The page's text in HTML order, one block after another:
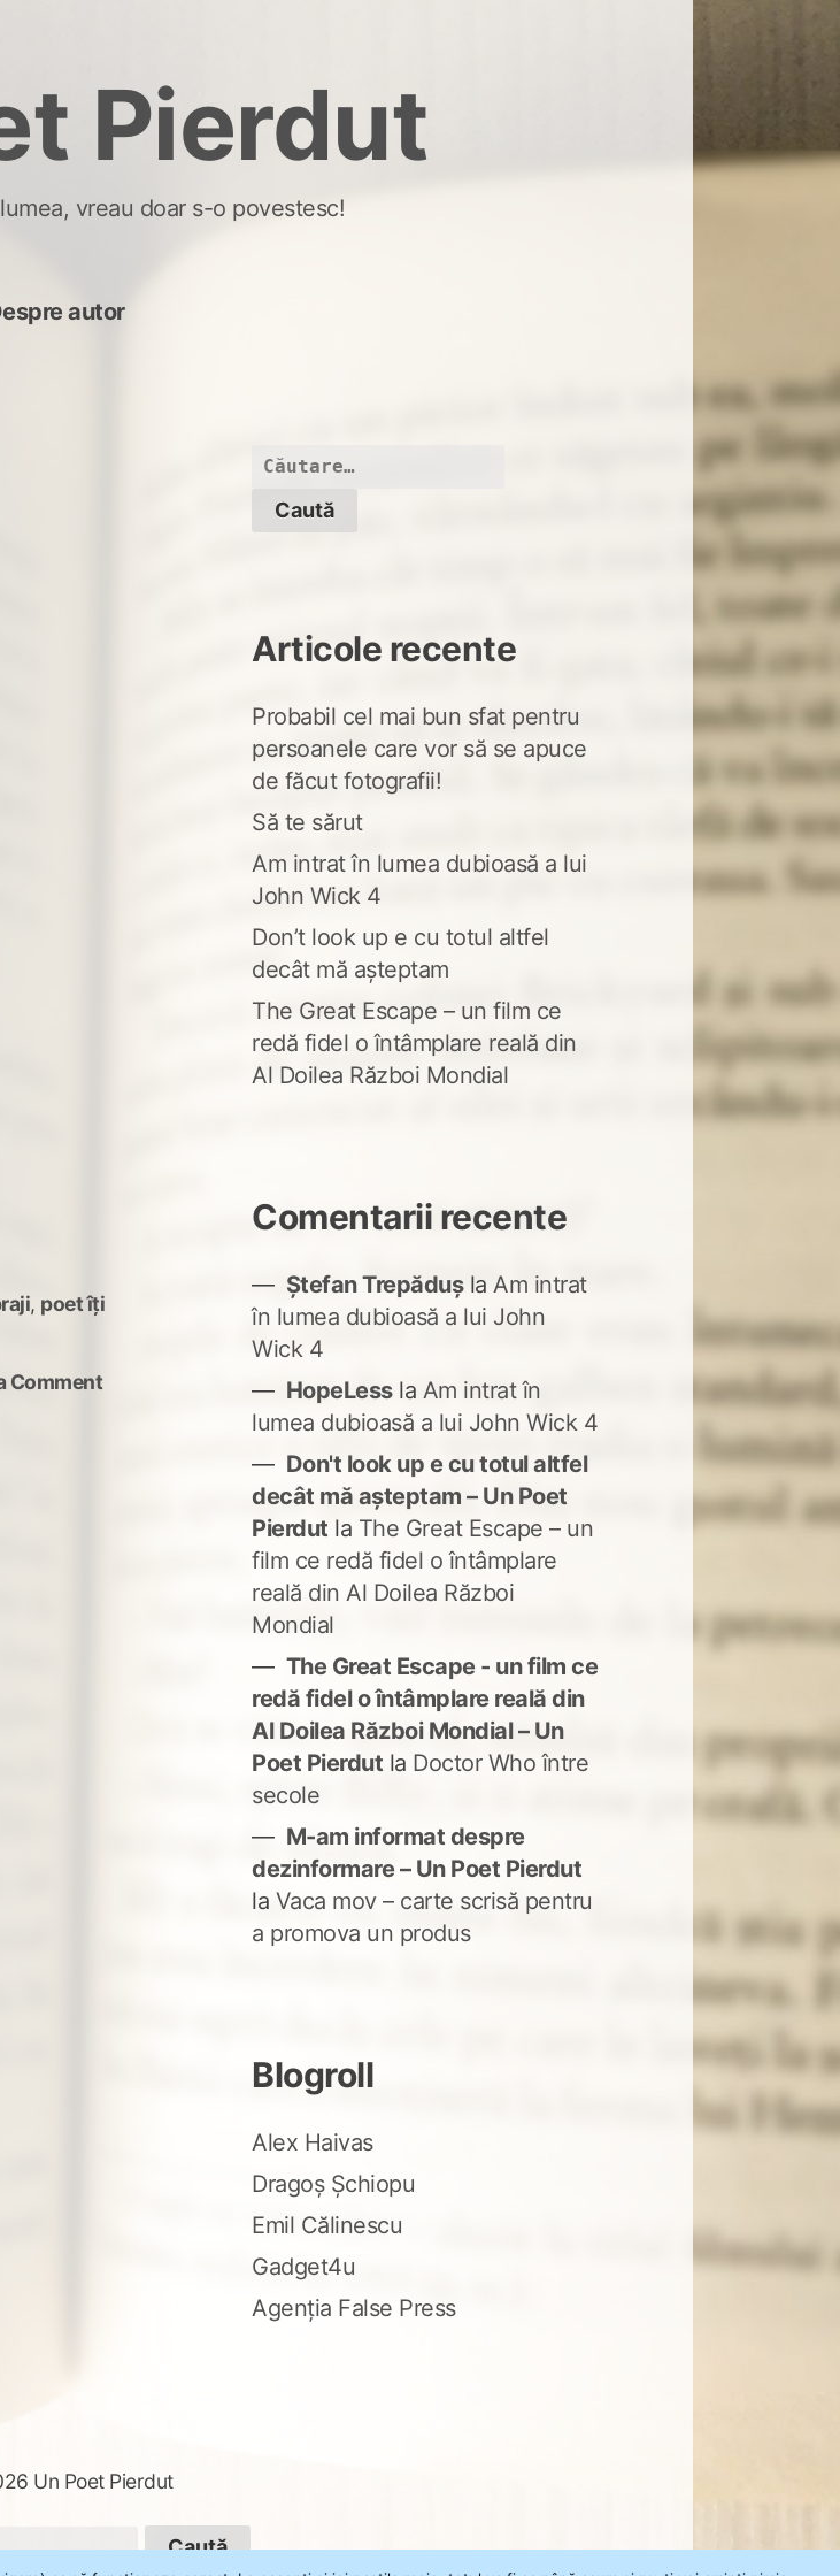
Pierdut
vreau doar s-o povestesc!
autor
, poet îți
Commenton
Caută
Articole recente
Probabil cel mai bun sfat pentru
persoanele care vor să se apuce
de făcut fotografii!
Să te sărut
Am intrat în lumea dubioasă a lui
John Wick 4
Don’t look up e cu totul altfel
decât mă așteptam
The Great Escape – un film ce
redă fidel o întâmplare reală din
Al Doilea Război Mondial
Comentarii recente
Ștefan Trepădușla Am intrat
în lumea dubioasă a lui John
Wick 4
HopeLessla Am intrat în
lumea dubioasă a lui John Wick 4
Don't look up e cu totul altfel
decât mă așteptam – Un Poet
Pierdut la The Great Escape – un
film ce redă fidel o întâmplare
reală din Al Doilea Război
Mondial
The Great Escape - un film ce
redă fidel o întâmplare reală din
Al Doilea Război Mondial – Un
Poet Pierdut la Doctor Who între
secole
M-am informat despre
dezinformare – Un Poet Pierdut
la Vaca mov – carte scrisă pentru
a promova un produs
Blogroll
Alex Haivas
Dragoș Șchiopu
Emil Călinescu
Gadget4u
Agenția False Press
Un Poet Pierdut